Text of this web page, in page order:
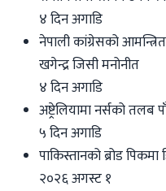
४ दिन अगाडि
नेपाली कांग्रेसको
खगेन्द्र जिसी मनोनीत
४ दिन अगाडि
अष्ट्रेलियामा नर्सको तलब
५ दिन अगाडि
पाकिस्तानको ब्रोड
२०२६ अगस्ट १